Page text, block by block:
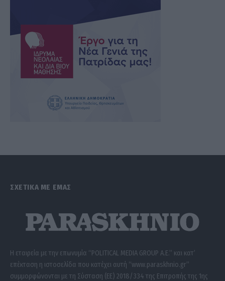
ΣΧΕΤΙΚΑ ΜΕ ΕΜΑΣ
Η εταιρεία με την επωνυμία “POLITICAL MEDIA GROUP A.E.” και κατ’
επέκταση η ιστοσελίδα που κατέχει αυτή “www.paraskhnio.gr”
συμμορφώνονται με τη Σύσταση (ΕΕ) 2018/334 της Επιτροπής της 1ης